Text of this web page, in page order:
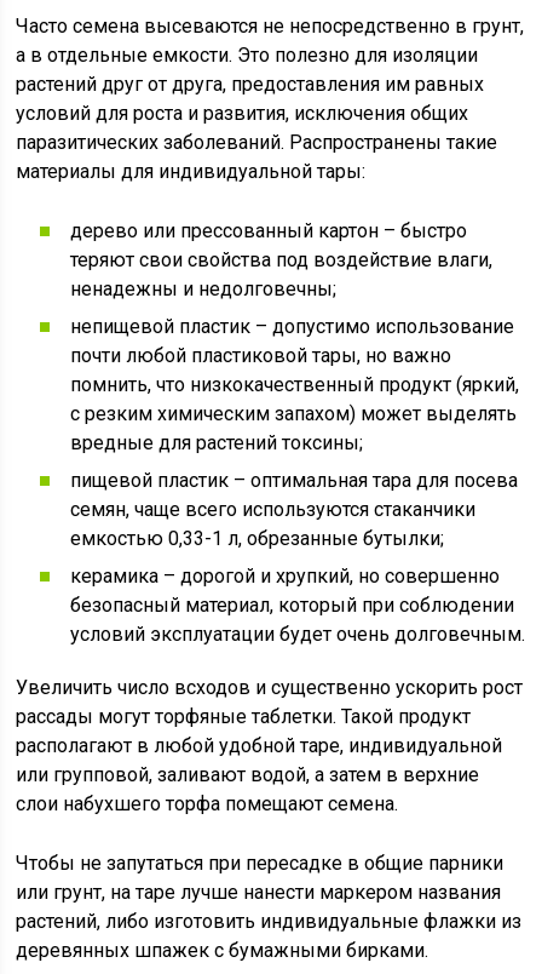
Часто семена высеваются не непосредственно в грунт,
а в отдельные емкости. Это полезно для изоляции
растений друг от друга, предоставления им равных
условий для роста и развития, исключения общих
паразитических заболеваний. Распространены такие
материалы для индивидуальной тары:
дерево или прессованный картон – быстро
теряют свои свойства под воздействие влаги,
ненадежны и недолговечны;
непищевой пластик – допустимо использование
почти любой пластиковой тары, но важно
помнить, что низкокачественный продукт (яркий,
с резким химическим запахом) может выделять
вредные для растений токсины;
пищевой пластик – оптимальная тара для посева
семян, чаще всего используются стаканчики
емкостью 0,33-1 л, обрезанные бутылки;
керамика – дорогой и хрупкий, но совершенно
безопасный материал, который при соблюдении
условий эксплуатации будет очень долговечным.
Увеличить число всходов и существенно ускорить рост
рассады могут торфяные таблетки. Такой продукт
располагают в любой удобной таре, индивидуальной
или групповой, заливают водой, а затем в верхние
слои набухшего торфа помещают семена.
Чтобы не запутаться при пересадке в общие парники
или грунт, на таре лучше нанести маркером названия
растений, либо изготовить индивидуальные флажки из
деревянных шпажек с бумажными бирками.